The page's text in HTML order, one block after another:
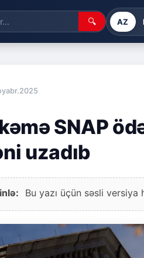
🔍 AZ
SNAP
uzadıb
Bu yazı üçün səsli versiya